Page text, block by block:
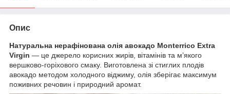
Опис
Натуральна нерафінована олія авокадо Monterrico Extra
Virgin — це джерело корисних жирів, вітамінів та м’якого
вершково-горіхового смаку. Виготовлена зі стиглих плодів
авокадо методом холодного віджиму, олія зберігає максимум
поживних речовин і природний аромат.